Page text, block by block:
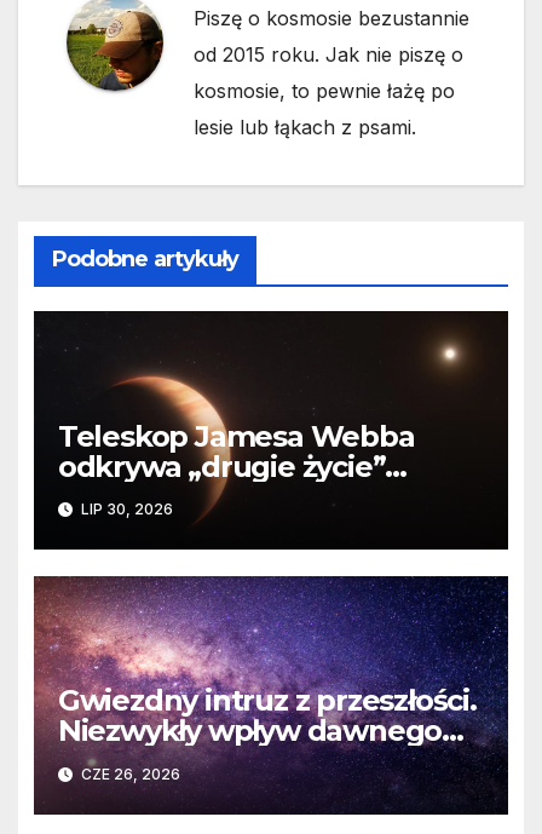
Piszę o kosmosie bezustannie
od 2015 roku. Jak nie piszę o
kosmosie, to pewnie łażę po
lesie lub łąkach z psami.
Podobne artykuły
Teleskop Jamesa Webba
odkrywa „drugie życie”
planety krążącej wokół
martwej gwiazdy
LIP 30, 2026
Gwiezdny intruz z przeszłości.
Niezwykły wpływ dawnego
spotkania na komety Układu
Słonecznego
CZE 26, 2026